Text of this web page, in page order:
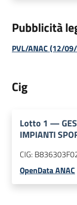
Pubblicità
PVL/ANAC (12/
Cig
Lotto 1 —
IMPIANTI
CIG:
OpenData ANAC